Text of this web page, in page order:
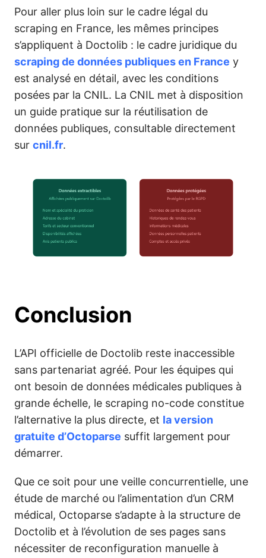
Pour aller plus loin sur le cadre légal du
scraping en France, les mêmes principes
s’appliquent à Doctolib : le cadre juridique du
scraping de données publiques en France y
est analysé en détail, avec les conditions
posées par la CNIL. La CNIL met à disposition
un guide pratique sur la réutilisation de
données publiques, consultable directement
sur cnil.fr.
Conclusion
L’API officielle de Doctolib reste inaccessible
sans partenariat agréé. Pour les équipes qui
ont besoin de données médicales publiques à
grande échelle, le scraping no-code constitue
l’alternative la plus directe, et la version
gratuite d’Octoparse suffit largement pour
démarrer.
Que ce soit pour une veille concurrentielle, une
étude de marché ou l’alimentation d’un CRM
médical, Octoparse s’adapte à la structure de
Doctolib et à l’évolution de ses pages sans
nécessiter de reconfiguration manuelle à